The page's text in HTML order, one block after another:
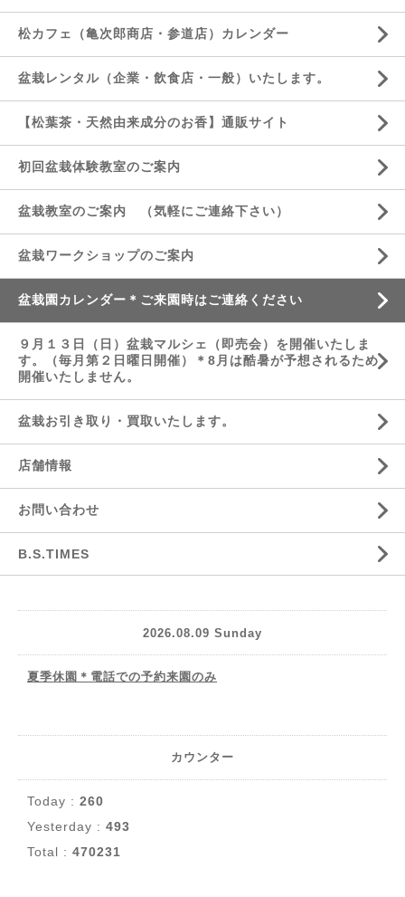
松カフェ（亀次郎商店・参道店）カレンダー
盆栽レンタル（企業・飲食店・一般）いたします。
【松葉茶・天然由来成分のお香】通販サイト
初回盆栽体験教室のご案内
盆栽教室のご案内 （気軽にご連絡下さい）
盆栽ワークショップのご案内
盆栽園カレンダー＊ご来園時はご連絡ください
９月１３日（日）盆栽マルシェ（即売会）を開催いたしま
す。（毎月第２日曜日開催）＊8月は酷暑が予想されるため
開催いたしません。
盆栽お引き取り・買取いたします。
店舗情報
お問い合わせ
B.S.TIMES
2026.08.09 Sunday
夏季休園＊電話での予約来園のみ
カウンター
Today : 260
Yesterday : 493
Total : 470231